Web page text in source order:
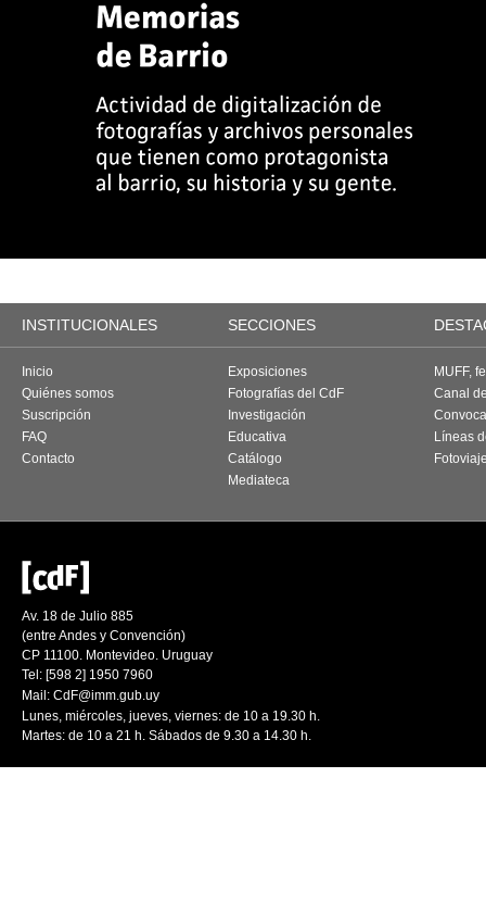
INSTITUCIONALES SECCIONES
Inicio
Quiénes somos
Suscripción
FAQ
Contacto
Exposiciones
Fotografías del CdF
Investigación
Educativa
Catálogo
Mediateca
MUFF,
Canal
Líneas
Av. 18 de Julio 885
(entre Andes y Convención)
CP 11100. Montevideo. Uruguay
Tel: [598 2] 1950 7960
Mail: CdF@imm.gub.uy
Lunes, miércoles, jueves, viernes: de 10 a 19.30 h.
Martes: de 10 a 21 h. Sábados de 9.30 a 14.30 h.